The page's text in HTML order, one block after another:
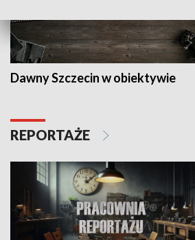
Dawny Szczecin w obiektywie
REPORTAŻE